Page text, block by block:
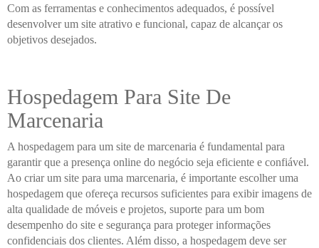
Com as ferramentas e conhecimentos adequados, é possível
desenvolver um site atrativo e funcional, capaz de alcançar os
objetivos desejados.
Hospedagem Para Site De
Marcenaria
A hospedagem para um site de marcenaria é fundamental para
garantir que a presença online do negócio seja eficiente e confiável.
Ao criar um site para uma marcenaria, é importante escolher uma
hospedagem que ofereça recursos suficientes para exibir imagens de
alta qualidade de móveis e projetos, suporte para um bom
desempenho do site e segurança para proteger informações
confidenciais dos clientes. Além disso, a hospedagem deve ser